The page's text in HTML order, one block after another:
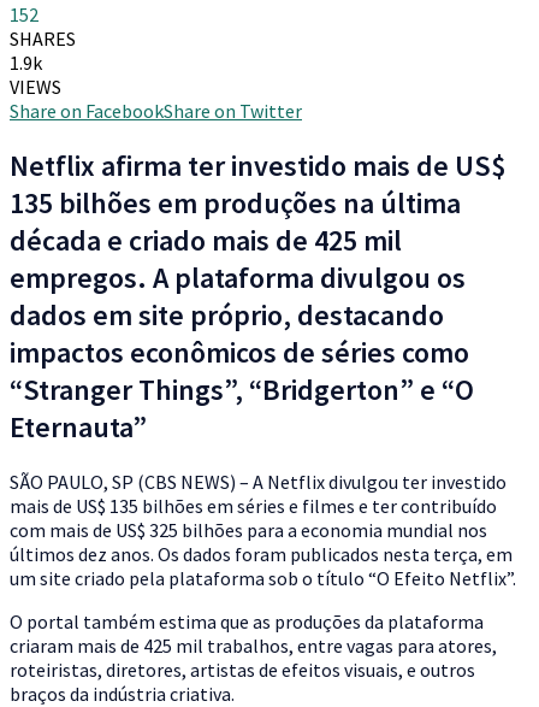
152
SHARES
1.9k
VIEWS
Share on FacebookShare on Twitter
Netflix afirma ter investido mais de US$
135 bilhões em produções na última
década e criado mais de 425 mil
empregos. A plataforma divulgou os
dados em site próprio, destacando
impactos econômicos de séries como
“Stranger Things”, “Bridgerton” e “O
Eternauta”
SÃO PAULO, SP (CBS NEWS) – A Netflix divulgou ter investido
mais de US$ 135 bilhões em séries e filmes e ter contribuído
com mais de US$ 325 bilhões para a economia mundial nos
últimos dez anos. Os dados foram publicados nesta terça, em
um site criado pela plataforma sob o título “O Efeito Netflix”.
O portal também estima que as produções da plataforma
criaram mais de 425 mil trabalhos, entre vagas para atores,
roteiristas, diretores, artistas de efeitos visuais, e outros
braços da indústria criativa.